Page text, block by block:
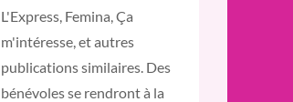
L'Express, Femina, Ça
m'intéresse, et autres
publications similaires. Des
bénévoles se rendront à la